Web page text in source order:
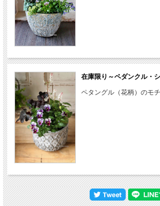
在庫限り～ペダンクル・
ペタングル（花柄）のモ